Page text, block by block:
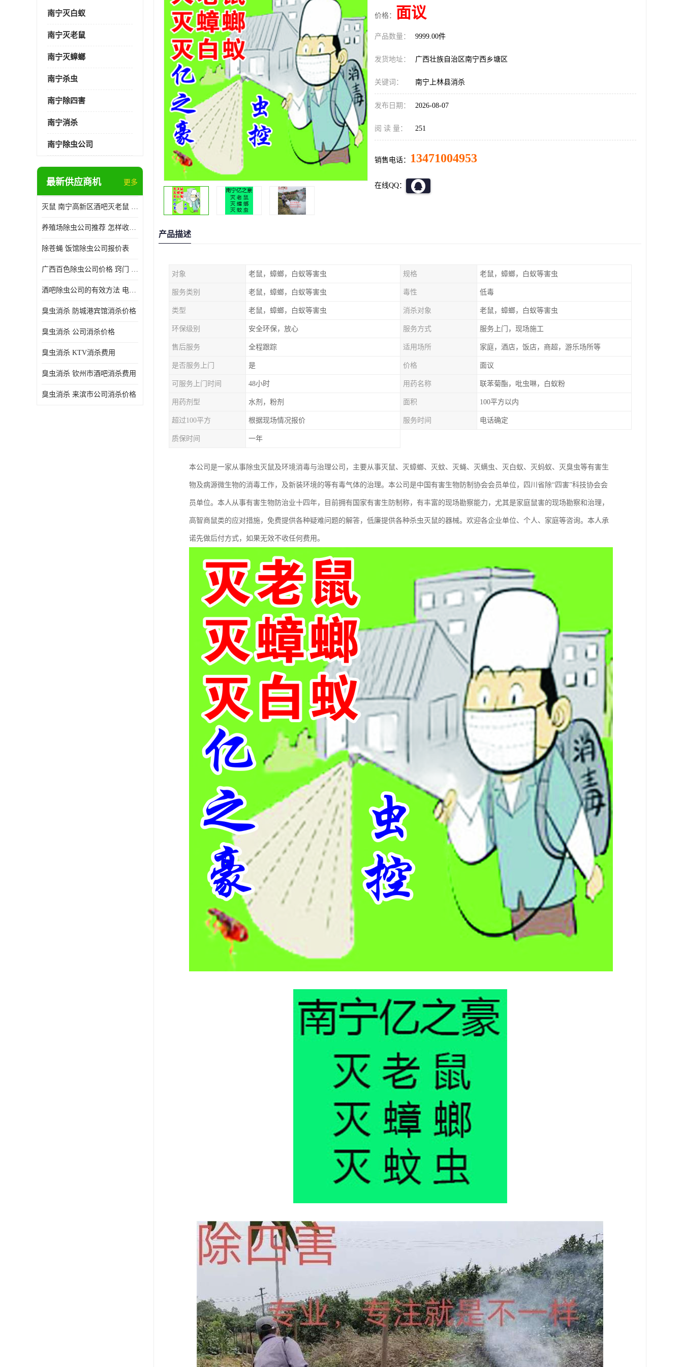
南宁灭白蚁
南宁灭老鼠
南宁灭蟑螂
南宁杀虫
南宁除四害
南宁消杀
南宁除虫公司
最新供应商机 更多
灭鼠 南宁高新区酒吧灭老鼠 诚信经营
养殖场除虫公司推荐 怎样收费 除苍蝇
除苍蝇 饭馆除虫公司报价表
广西百色除虫公司价格 窍门 除蟑螂
酒吧除虫公司的有效方法 电话 除螨虫
臭虫消杀 防城港宾馆消杀价格
臭虫消杀 公司消杀价格
臭虫消杀 KTV消杀费用
臭虫消杀 钦州市酒吧消杀费用
臭虫消杀 来滨市公司消杀价格
价格： 面议
产品数量： 9999.00件
发货地址： 广西壮族自治区南宁西乡塘区
关键词： 南宁上林县消杀
发布日期： 2026-08-07
阅 读 量： 251
销售电话： 13471004953
在线QQ：
产品描述
对象 老鼠，蟑螂，白蚁等害虫 规格 老鼠，蟑螂，白蚁等害虫
服务类别 老鼠，蟑螂，白蚁等害虫 毒性 低毒
类型 老鼠，蟑螂，白蚁等害虫 消杀对象 老鼠，蟑螂，白蚁等害虫
环保级别 安全环保，放心 服务方式 服务上门，现场施工
售后服务 全程跟踪 适用场所 家庭，酒店，饭店，商超，游乐场所等
是否服务上门 是 价格 面议
可服务上门时间 48小时 用药名称 联苯菊酯，吡虫啉，白蚁粉
用药剂型 水剂，粉剂 面积 100平方以内
超过100平方 根据现场情况报价 服务时间 电话确定
质保时间 一年
本公司是一家从事除虫灭鼠及环境消毒与治理公司，主要从事灭鼠、灭蟑螂、灭蚊、灭蝇、灭螨虫、灭白蚁、灭蚂蚁、灭臭虫等有害生
物及病源微生物的消毒工作，及新装环境的等有毒气体的治理。本公司是中国有害生物防制协会会员单位，四川省除“四害”科技协会会
员单位。本人从事有害生物防治业十四年，目前拥有国家有害生防制称，有丰富的现场勘察能力，尤其是家庭鼠害的现场勘察和治理，
高智商鼠类的应对措施，免费提供各种疑难问题的解答，低廉提供各种杀虫灭鼠的器械。欢迎各企业单位、个人、家庭等咨询。本人承
诺先做后付方式，如果无效不收任何费用。